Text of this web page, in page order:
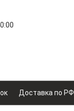
Доставка по РФ